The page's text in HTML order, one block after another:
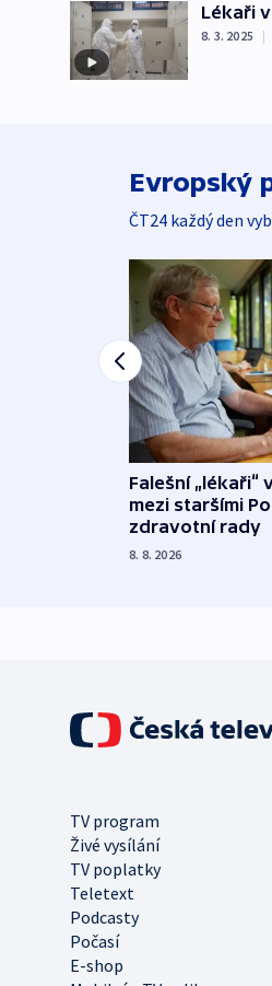
Lékaři
8. 3. 2025 |
Evropský
ČT24 každý den
Falešní „lékaři“
mezi staršími
zdravotní rady
8. 8. 2026
TV program
Živé vysílání
TV poplatky
Teletext
Podcasty
Počasí
E-shop